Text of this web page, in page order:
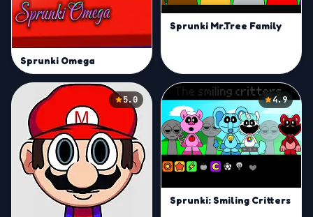
Sprunki Omega
Sprunki Mr.Tree Family
5.0 4.9
Sprunki: Smiling Critters